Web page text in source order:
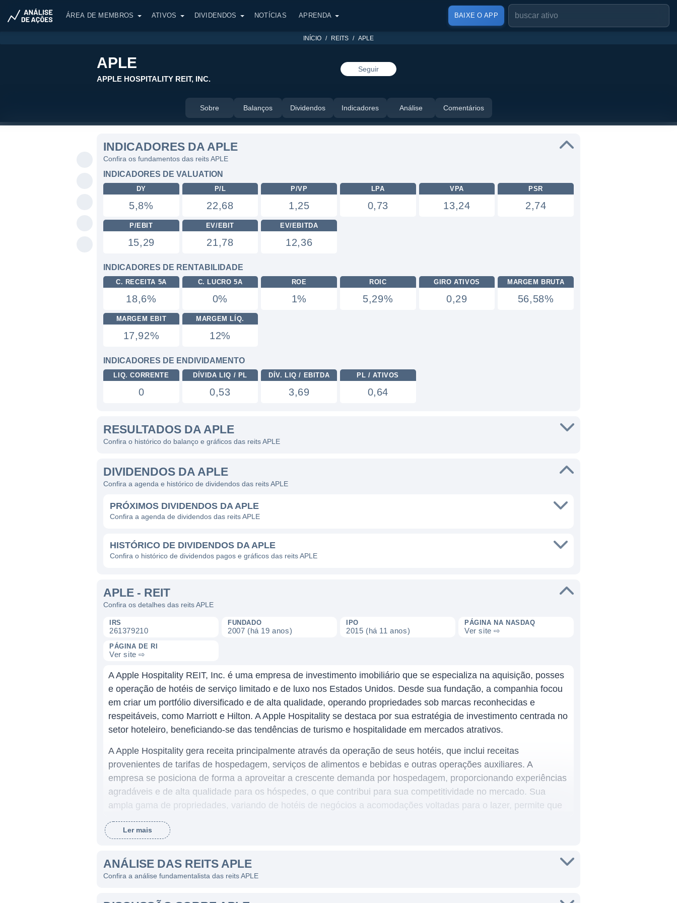
ÁREA DE MEMBROS ATIVOS DIVIDENDOS NOTÍCIAS APRENDA BAIXE O APP
INÍCIO REITS APLE
APLE
APPLE HOSPITALITY REIT, INC.
Seguir
Sobre Balanços Dividendos Indicadores Análise Comentários
INDICADORES DA APLE
Confira os fundamentos das reits APLE
INDICADORES DE VALUATION
DY
5,8%
P/L
22,68
P/VP
1,25
LPA
0,73
VPA
13,24
PSR
2,74
P/EBIT
15,29
EV/EBIT
21,78
EV/EBITDA
12,36
INDICADORES DE RENTABILIDADE
C. RECEITA 5A
18,6%
C. LUCRO 5A
0%
ROE
1%
ROIC
5,29%
GIRO ATIVOS
0,29
MARGEM BRUTA
56,58%
MARGEM EBIT
17,92%
MARGEM LÍQ.
12%
INDICADORES DE ENDIVIDAMENTO
LIQ. CORRENTE
0
DÍVIDA LIQ / PL
0,53
DÍV. LIQ / EBITDA
3,69
PL / ATIVOS
0,64
RESULTADOS DA APLE
Confira o histórico do balanço e gráficos das reits APLE
DIVIDENDOS DA APLE
Confira a agenda e histórico de dividendos das reits APLE
PRÓXIMOS DIVIDENDOS DA APLE
Confira a agenda de dividendos das reits APLE
HISTÓRICO DE DIVIDENDOS DA APLE
Confira o histórico de dividendos pagos e gráficos das reits APLE
APLE - REIT
Confira os detalhes das reits APLE
IRS
261379210
FUNDADO
2007 (há 19 anos)
IPO
2015 (há 11 anos)
PÁGINA NA NASDAQ
Ver site ⇨
PÁGINA DE RI
Ver site ⇨
A Apple Hospitality REIT, Inc. é uma empresa de investimento imobiliário que se especializa na aquisição, posses
e operação de hotéis de serviço limitado e de luxo nos Estados Unidos. Desde sua fundação, a companhia focou
em criar um portfólio diversificado e de alta qualidade, operando propriedades sob marcas reconhecidas e
respeitáveis, como Marriott e Hilton. A Apple Hospitality se destaca por sua estratégia de investimento centrada no
setor hoteleiro, beneficiando-se das tendências de turismo e hospitalidade em mercados atrativos.
A Apple Hospitality gera receita principalmente através da operação de seus hotéis, que inclui receitas
provenientes de tarifas de hospedagem, serviços de alimentos e bebidas e outras operações auxiliares. A
empresa se posiciona de forma a aproveitar a crescente demanda por hospedagem, proporcionando experiências
agradáveis e de alta qualidade para os hóspedes, o que contribui para sua competitividade no mercado. Sua
ampla gama de propriedades, variando de hotéis de negócios a acomodações voltadas para o lazer, permite que
a Apple Hospitality atenda a uma variedade de clientes e suas necessidades específicas.
A empresa possui um portfólio diversificado que inclui restaurantes, centros de convenções e áreas para eventos,
Ler mais
ANÁLISE DAS REITS APLE
Confira a análise fundamentalista das reits APLE